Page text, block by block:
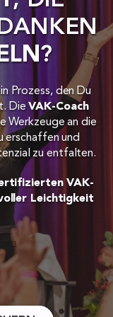
?
Prozess, den Du
Die VAK-Coach
Werkzeuge an die
erschaffen und
zu entfalten.
VAK-
Leichtigkeit